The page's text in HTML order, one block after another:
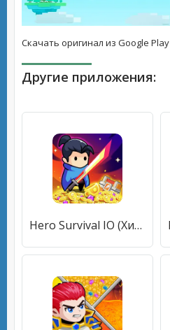
Скачать оригинал из Google Play
Другие приложения:
Hero Survival IO (Хиро Сурвайвал ИО) [МОД Premium] APK Android